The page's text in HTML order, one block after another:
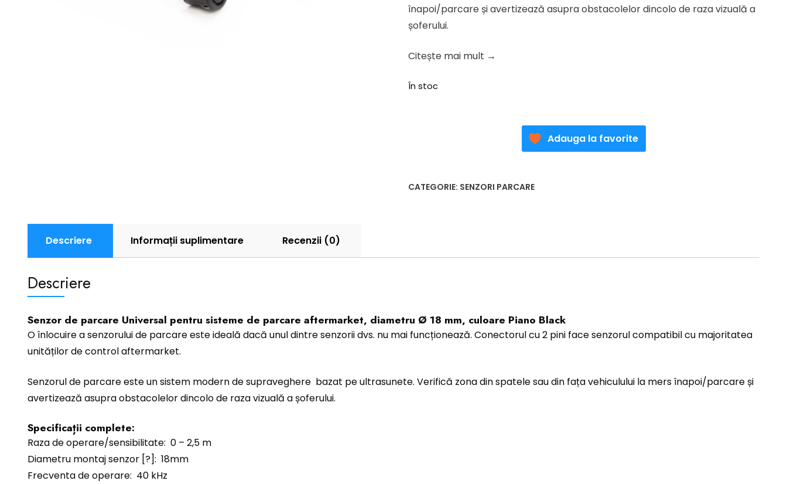
înapoi/parcare și avertizează asupra obstacolelor dincolo de raza vizuală a
șoferului.
Citește mai mult →
În stoc
Adauga la favorite
CATEGORIE: SENZORI PARCARE
Descriere Informații suplimentare Recenzii (0)
Descriere
Senzor de parcare Universal pentru sisteme de parcare aftermarket, diametru Ø 18 mm, culoare Piano Black
O înlocuire a senzorului de parcare este ideală dacă unul dintre senzorii dvs. nu mai funcționează. Conectorul cu 2 pini face senzorul compatibil cu majoritatea
unităților de control aftermarket.
Senzorul de parcare este un sistem modern de supraveghere bazat pe ultrasunete. Verifică zona din spatele sau din fața vehiculului la mers înapoi/parcare și
avertizează asupra obstacolelor dincolo de raza vizuală a șoferului.
Specificații complete:
Raza de operare/sensibilitate: 0 – 2,5 m
Diametru montaj senzor [?]: 18mm
Frecventa de operare: 40 kHz